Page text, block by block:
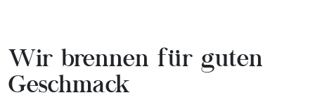
Wir brennen für guten
Geschmack